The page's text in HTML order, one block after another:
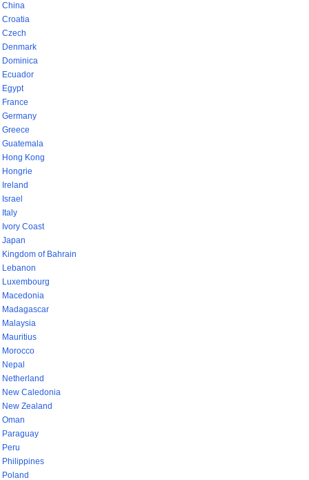
China
Croatia
Czech
Denmark
Dominica
Ecuador
Egypt
France
Germany
Greece
Guatemala
Hong Kong
Hongrie
Ireland
Israel
Italy
Ivory Coast
Japan
Kingdom of Bahrain
Lebanon
Luxembourg
Macedonia
Madagascar
Malaysia
Mauritius
Morocco
Nepal
Netherland
New Caledonia
New Zealand
Oman
Paraguay
Peru
Philippines
Poland